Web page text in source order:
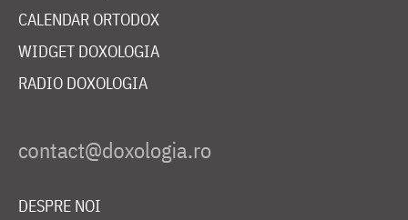
CALENDAR ORTODOX
WIDGET DOXOLOGIA
RADIO DOXOLOGIA
DESPRE NOI